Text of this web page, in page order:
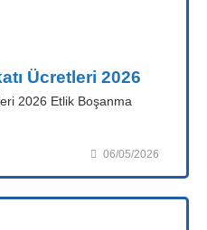
Ücretleri 2026
2026 Etlik Boşanma
06/05/2026